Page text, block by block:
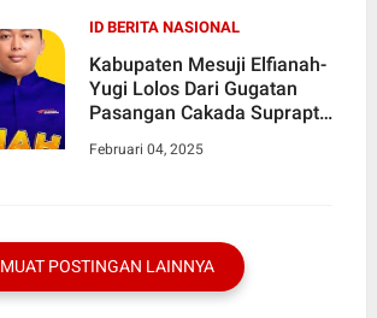
ID BERITA NASIONAL
Kabupaten Mesuji Elfianah-
Yugi Lolos Dari Gugatan
Pasangan Cakada Suprapto
Putusan Dismissal MK di
Februari 04, 2025
MUAT POSTINGAN LAINNYA